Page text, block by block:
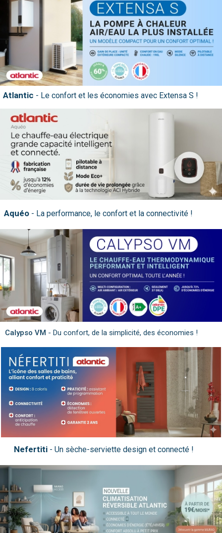
nos produits
Atlantic
Aquéo
Calypso VM - Du confort, de la simplicité, des économies !
Nefertiti